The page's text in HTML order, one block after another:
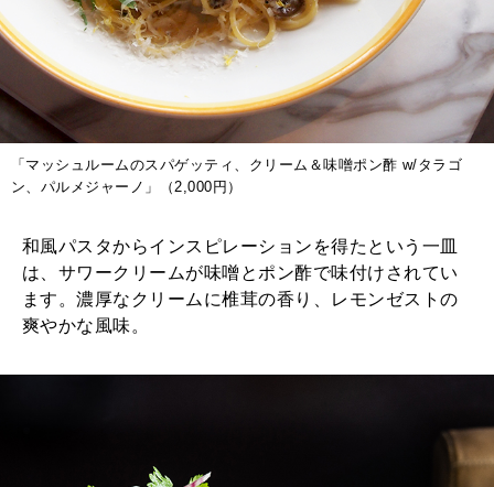
「マッシュルームのスパゲッティ、クリーム＆味噌ポン酢 w/タラゴ
ン、パルメジャーノ」（2,000円）
和風パスタからインスピレーションを得たという一皿
は、サワークリームが味噌とポン酢で味付けされてい
ます。濃厚なクリームに椎茸の香り、レモンゼストの
爽やかな風味。